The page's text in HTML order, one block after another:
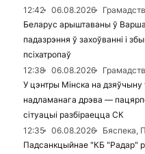
12:42
06.08.2026
Беларус арыштаваны ў
падазрэння ў захоўванні і
псіхатропаў
12:38
06.08.2026
У цэнтры Мінска на дзяўчыну
надламанага дрэва —
сітуацыі разбіраецца СК
12:35
06.08.2026
Бяспека,
Падсанкцыйнае "КБ "Радар"